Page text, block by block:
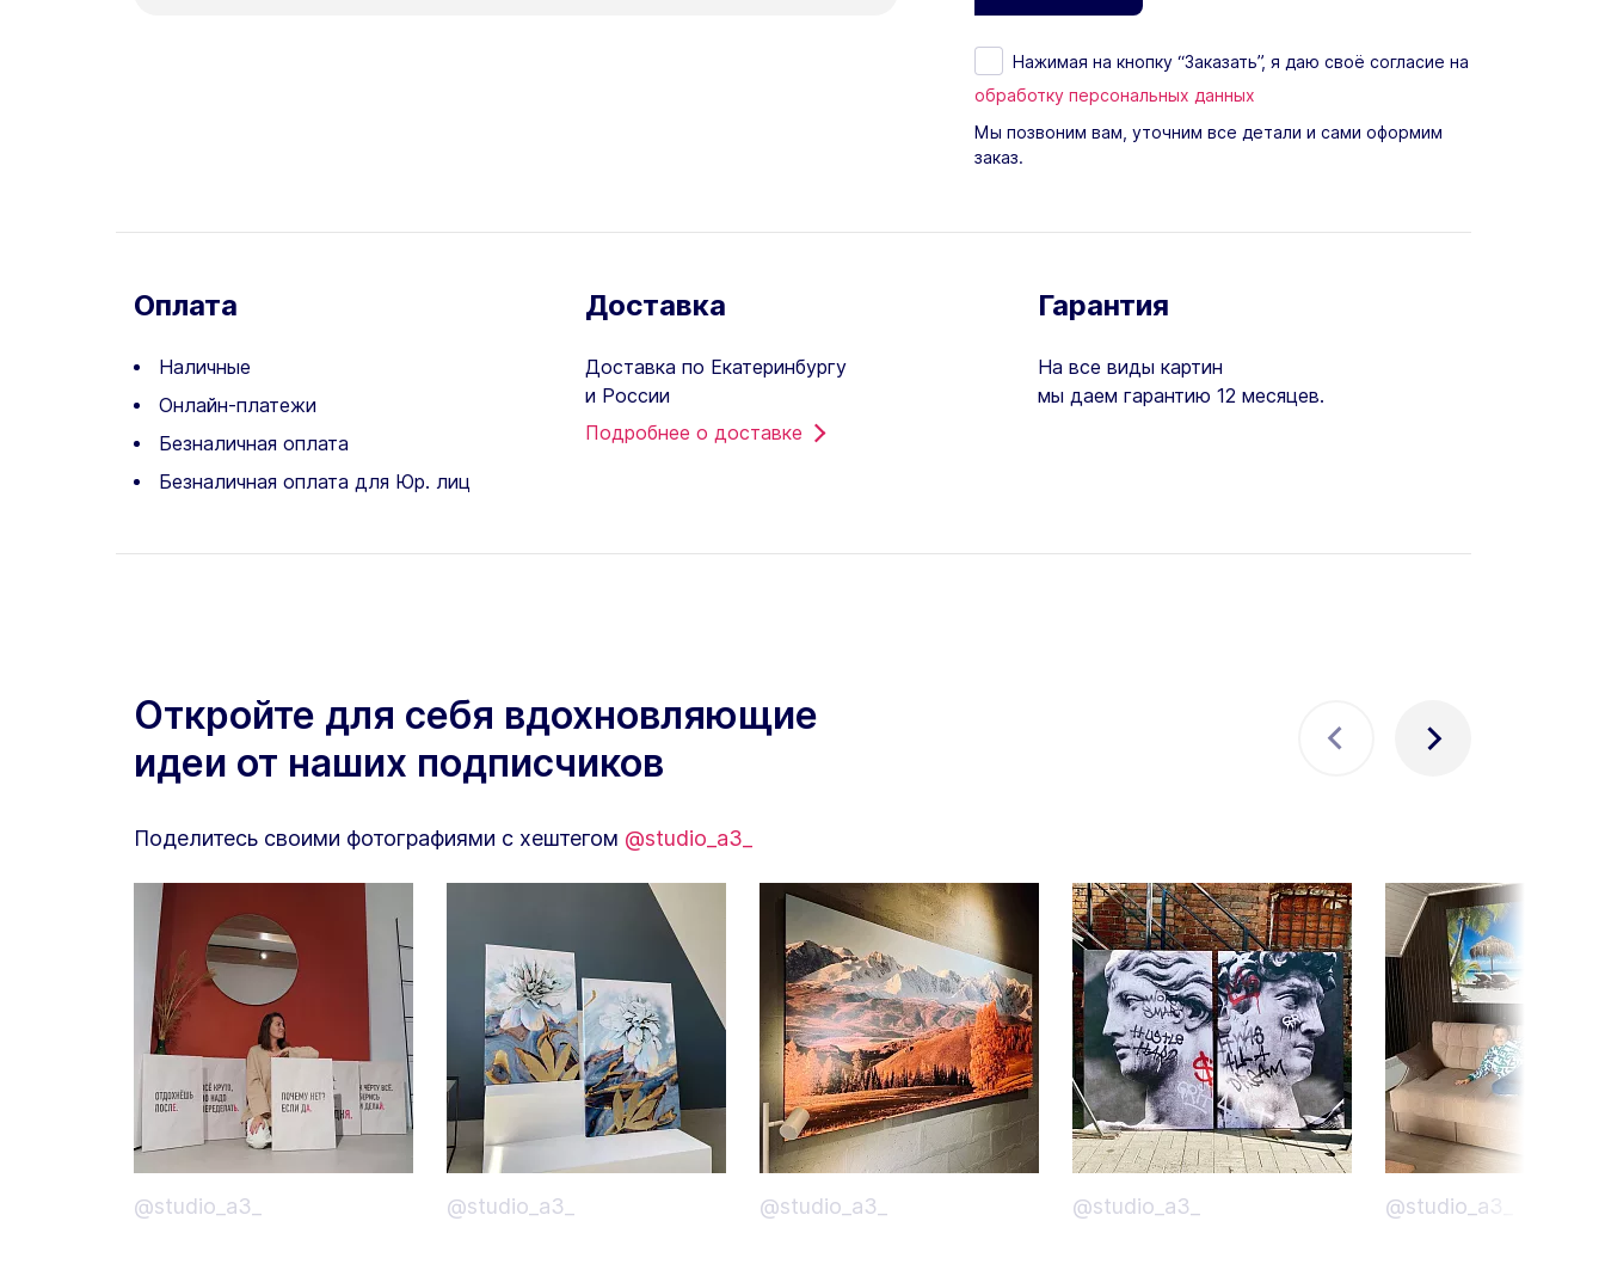
Нажимая на кнопку “Заказать”, я даю своё согласие на
обработку персональных данных
Мы позвоним вам, уточним все детали и сами оформим
заказ.
Оплата
Наличные
Онлайн-платежи
Безналичная оплата
Безналичная оплата для Юр. лиц
Доставка
Доставка по Екатеринбургу
и России
Подробнее о доставке
Гарантия
На все виды картин
мы даем гарантию 12 месяцев.
Откройте для себя вдохновляющие
идеи от наших подписчиков
Поделитесь своими фотографиями с хештегом @studio_a3_
@studio_a3_ @studio_a3_ @studio_a3_ @studio_a3_ @studio_a3_